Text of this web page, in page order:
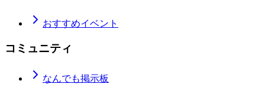
おすすめイベント
コミュニティ
なんでも掲示板